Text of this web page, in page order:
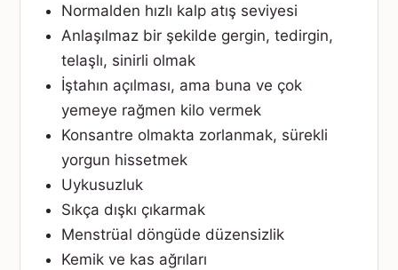
Normalden hızlı kalp atış seviyesi
Anlaşılmaz bir şekilde gergin, tedirgin,
telaşlı, sinirli olmak
İştahın açılması, ama buna ve çok
yemeye rağmen kilo vermek
Konsantre olmakta zorlanmak, sürekli
yorgun hissetmek
Uykusuzluk
Sıkça dışkı çıkarmak
Menstrüal döngüde düzensizlik
Kemik ve kas ağrıları